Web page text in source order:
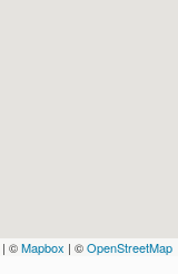
| ©Mapbox | ©OpenStreetMap